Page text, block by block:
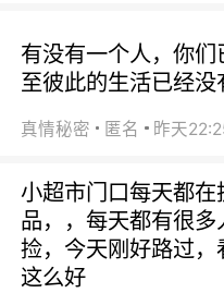
有没有一个人，你
至彼此的生活已经
真情秘密 匿名 昨天
小超市门口每天都在
品，，每天都有很多
捡，今天刚好路过，
这么好